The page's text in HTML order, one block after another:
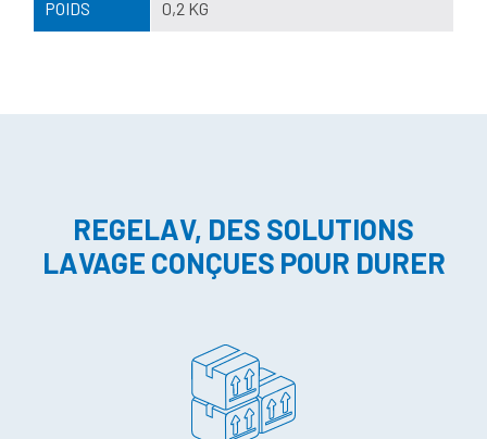
POIDS 0,2 KG
REGELAV, DES SOLUTIONS
LAVAGE CONÇUES POUR DURER